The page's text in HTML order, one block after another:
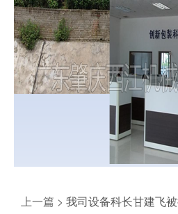
上一篇 > 我司设备科长甘建飞